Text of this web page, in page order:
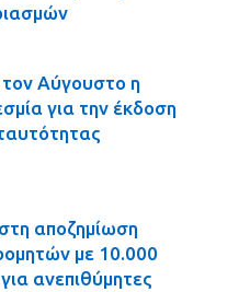
τον Αύγουστο η
για την έκδοση
αποζημίωση
με 10.000
ανεπιθύμητες